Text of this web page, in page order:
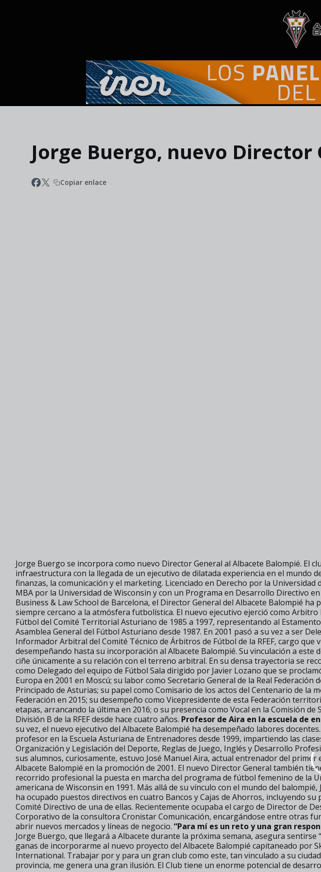
Skip to main content
Jorge Buergo, nuevo
Copiar enlace
Jorge Buergo se incorpora como nuevo Director General al Albacete Balompié. El
infraestructura con la llegada de un ejecutivo de dilatada experiencia en el mundo
finanzas, la comunicación y el marketing. Licenciado en Derecho por la Universidad
MBA por la Universidad de Wisconsin y con un Programa en Desarrollo Directivo en
Business & Law School de Barcelona, el Director General del Albacete Balompié ha
siempre cercano a la atmósfera futbolística. El nuevo ejecutivo ejerció como Arbitro
Fútbol del Comité Territorial Asturiano de 1985 a 1997, representando al
Asamblea General del Fútbol Asturiano desde 1987. En 2001 pasó a su vez a ser
Informador Arbitral del Comité Técnico de Árbitros de Fútbol de la RFEF, cargo que
desempeñando hasta su incorporación al Albacete Balompié. Su vinculación a este
ciñe únicamente a su relación con el terreno arbitral. En su densa trayectoria se
como Delegado del equipo de Fútbol Sala dirigido por Javier Lozano que se
Europa en 2001 en Moscú; su labor como Secretario General de la Real Federación
Principado de Asturias; su papel como Comisario de los actos del Centenario de la
Federación en 2015; su desempeño como Vicepresidente de esta Federación
etapas, arrancando la última en 2016; o su presencia como Vocal en la Comisión de
División B de la RFEF desde hace cuatro años. Profesor de Aira en la escuela de
su vez, el nuevo ejecutivo del Albacete Balompié ha desempeñado labores
profesor en la Escuela Asturiana de Entrenadores desde 1999, impartiendo las
Organización y Legislación del Deporte, Reglas de Juego, Inglés y Desarrollo
sus alumnos, curiosamente, estuvo José Manuel Aira, actual entrenador del primer
Albacete Balompié en la promoción de 2001. El nuevo Director General también
recorrido profesional la puesta en marcha del programa de fútbol femenino de la
americana de Wisconsin en 1991. Más allá de su vínculo con el mundo del
ha ocupado puestos directivos en cuatro Bancos y Cajas de Ahorros, incluyendo su
Comité Directivo de una de ellas. Recientemente ocupaba el cargo de Director de
Corporativo de la consultora Cronistar Comunicación, encargándose entre otras
abrir nuevos mercados y líneas de negocio. “Para mí es un reto y una gran
Jorge Buergo, que llegará a Albacete durante la próxima semana, asegura sentirse
ganas de incorporarme al nuevo proyecto del Albacete Balompié capitaneado por
International. Trabajar por y para un gran club como este, tan vinculado a su
provincia, me genera una gran ilusión. El Club tiene un enorme potencial de